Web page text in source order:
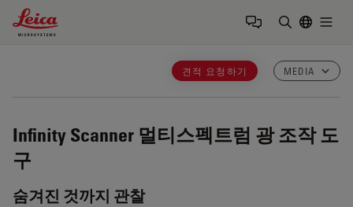
Leica Microsystems Logo
견적 요청하기 MEDIA
Infinity Scanner 멀티스펙트럼 광 조작 도
구
숨겨진 것까지 관찰